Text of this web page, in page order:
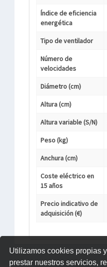
Utilizamos cookies propias
prestar nuestros servicios,
Índice de eficiencia
energética
Tipo de ventilador
Número de
velocidades
Diámetro (cm)
Altura (cm)
Altura variable (S/N)
Peso (kg)
Anchura (cm)
Coste eléctrico en
15 años
Precio indicativo de
adquisición (€)